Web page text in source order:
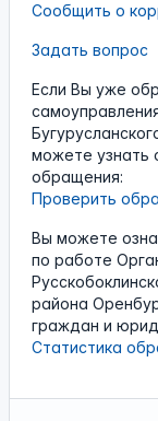
Сообщить о
Задать вопрос
Если Вы уже
можете узнать
обращения:
Проверить
Вы можете
по работе
района
граждан и
Статистика